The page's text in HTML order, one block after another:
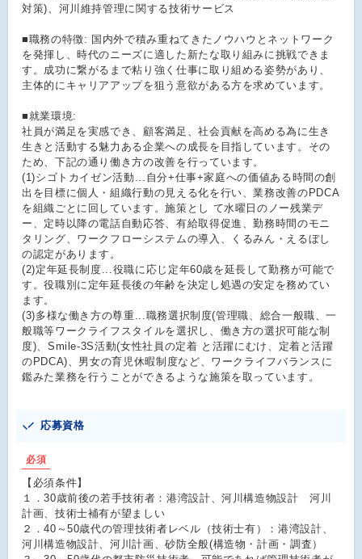
対策)、河川維持管理に関する技術サービス
■職務の特徴: 国内外で積み重ねてきたノウハウとネットワーク
を発揮し、時代のニーズに適した新たな取り組みに挑戦できま
す。成功に繋がるまで粘り強く仕事に取り組める姿勢があり、
主体的にキャリアアップを狙う意欲がある方を求めています。
■就業環境:
社員が満足を実感でき、顧客満足、社会貢献を高める為に生き
生きと活動する魅力ある企業への成長を目指しています。その
ため、下記の通り働き方の改善を行っています。
(1)シゴトカイゼン活動...自分+仕事+家庭への価値ある時間の創
出を目標に個人・組織行動の見える化を行い、業務改善のPDCA
を組織ごとに回しています。施策とし て水曜日のノー残業デ
ー、定時以降の電話自動応答、有給取得促進、勤務時間のモニ
タリング、ワークフローシステムの導入、くるみん・えるぼし
の認定があります。
(2)定年延長制度...役職に応じ定年60歳を延長して勤務が可能で
す。役職別に定年延長後の年齢を決定し処遇の安定を務めてい
ます。
(3)多様な働き方の尊重...職務選択制度(管理職、総合一般職、一
般職等ワークライフスタイルを選択し、働き方の選択可能な制
度)、Smile-3S活動(女性社員の定着 と活躍にむけ、定着と活躍
のPDCA)、男女の育児休暇制度など、ワークライフバランスに
鑑みた業務を行うことができるような施策を取っています。
応募資格
必須
【必須条件】
１．30歳前後の若手技術者：港湾設計、河川構造物設計 河川
計画、技術士補有が望ましい
２．40～50歳代の管理技術者レベル（技術士有）：港湾設計、
河川構造物設計、河川計画、砂防全般(構造物・計画・調査）